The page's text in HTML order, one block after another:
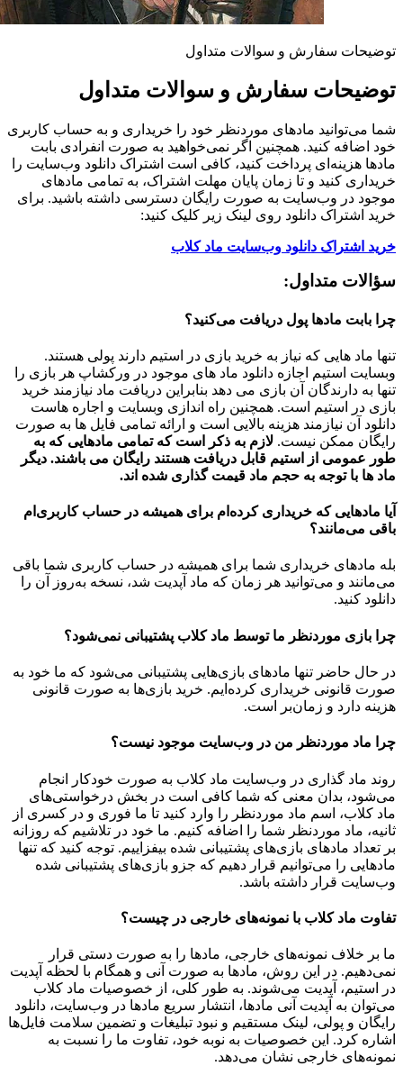
توضیحات سفارش و سوالات متداول
توضیحات سفارش و سوالات متداول
شما می‌توانید مادهای موردنظر خود را خریداری و به حساب کاربری
خود اضافه کنید. همچنین اگر نمی‌خواهید به صورت انفرادی بابت
مادها هزینه‌ای پرداخت کنید، کافی است اشتراک دانلود وب‌سایت را
خریداری کنید و تا زمان پایان مهلت اشتراک، به تمامی مادهای
موجود در وب‌سایت به صورت رایگان دسترسی داشته باشید. برای
خرید اشتراک دانلود روی لینک زیر کلیک کنید:
خرید اشتراک دانلود وب‌سایت ماد کلاب
سؤالات متداول:
چرا بابت مادها پول دریافت می‌کنید؟
تنها ماد هایی که نیاز به خرید بازی در استیم دارند پولی هستند.
وبسایت استیم اجازه دانلود ماد های موجود در ورکشاپ هر بازی را
تنها به دارندگان آن بازی می دهد بنابراین دریافت ماد نیازمند خرید
بازی در استیم است. همچنین راه اندازی وبسایت و اجاره هاست
دانلود آن نیازمند هزینه بالایی است و ارائه تمامی فایل ها به صورت
رایگان ممکن نیست. لازم به ذکر است که تمامی مادهایی که به
طور عمومی از استیم قابل دریافت هستند رایگان می باشند. دیگر
ماد ها با توجه به حجم ماد قیمت گذاری شده اند.
آیا مادهایی که خریداری کرده‌ام برای همیشه در حساب‌ کاربری‌ام
باقی می‌مانند؟
بله مادهای خریداری شما برای همیشه در حساب کاربری شما باقی
می‌مانند و می‌توانید هر زمان که ماد آپدیت شد، نسخه به‌روز آن را
دانلود کنید.
چرا بازی موردنظر ما توسط ماد کلاب پشتیبانی نمی‌شود؟
در حال حاضر تنها مادهای بازی‌هایی پشتیبانی می‌شود که ما خود به
صورت قانونی خریداری کرده‌ایم. خرید بازی‌ها به صورت قانونی
هزینه دارد و زمان‌بر است.
چرا ماد موردنظر من در وب‌سایت موجود نیست؟
روند ماد گذاری در وب‌سایت ماد کلاب به صورت خودکار انجام
می‌شود، بدان معنی که شما کافی است در بخش درخواستی‌های
ماد کلاب، اسم ماد موردنظر را وارد کنید تا ما فوری و در کسری از
ثانیه، ماد موردنظر شما را اضافه کنیم. ما خود در تلاشیم که روزانه
بر تعداد مادهای بازی‌های پشتیبانی شده بیفزاییم. توجه کنید که تنها
مادهایی را می‌توانیم قرار دهیم که جزو بازی‌های پشتیبانی شده
وب‌سایت قرار داشته باشد.
تفاوت ماد کلاب با نمونه‌های خارجی در چیست؟
ما بر خلاف نمونه‌های خارجی، مادها را به صورت دستی قرار
نمی‌دهیم. در این روش، مادها به صورت آنی و همگام با لحظه آپدیت
در استیم، آپدیت می‌شوند. به طور کلی، از خصوصیات ماد کلاب
می‌‌توان به آپدیت آنی مادها، انتشار سریع مادها در وب‌سایت، دانلود
رایگان و پولی، لینک مستقیم و نبود تبلیغات و تضمین سلامت فایل‌ها
اشاره کرد. این خصوصیات به نوبه خود، تفاوت ما را نسبت به
نمونه‌های خارجی نشان می‌دهد.